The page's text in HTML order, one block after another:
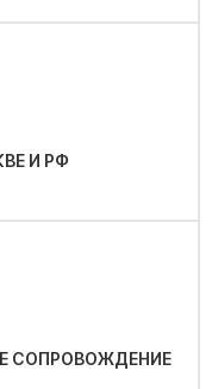
И РФ
СОПРОВОЖДЕНИЕ